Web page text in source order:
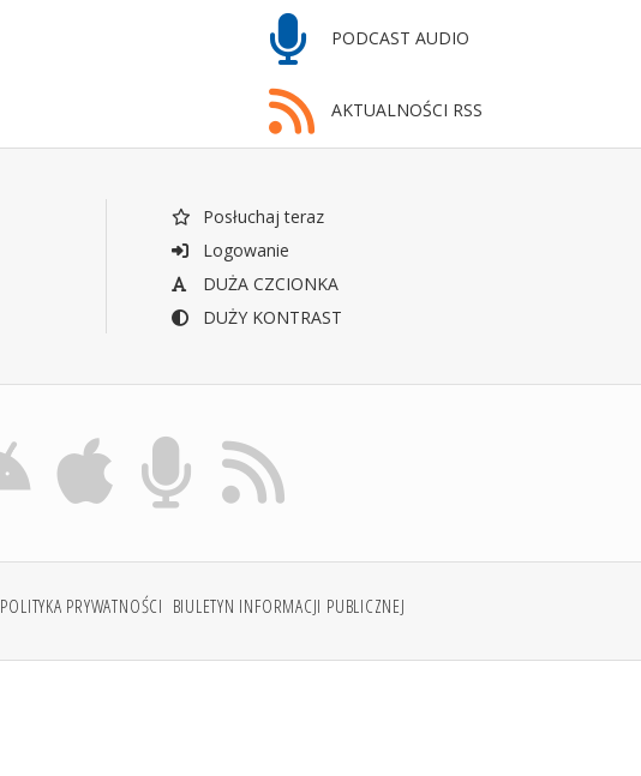
PODCAST AUDIO
AKTUALNOŚCI RSS
Posłuchaj teraz
Logowanie
DUŻA CZCIONKA
DUŻY KONTRAST
POLITYKA PRYWATNOŚCI BIULETYN INFORMACJI PUBLICZNEJ